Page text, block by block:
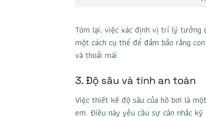
Tóm lại, việc xác định vị trí lý tưởng
một cách cụ thể để đảm bảo rằng
và thoải mái.
3. Độ sâu và tính an toàn
Việc thiết kế độ sâu của hồ bơi là
em. Điều này yêu cầu sự cân nhắc